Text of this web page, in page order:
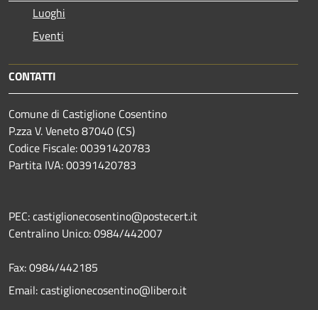
Luoghi
Eventi
CONTATTI
Comune di Castiglione Cosentino
P.zza V. Veneto 87040 (CS)
Codice Fiscale: 00391420783
Partita IVA: 00391420783
PEC: castiglionecosentino@postecert.it
Centralino Unico: 0984/442007
Fax: 0984/442185
Email: castiglionecosentino@libero.it